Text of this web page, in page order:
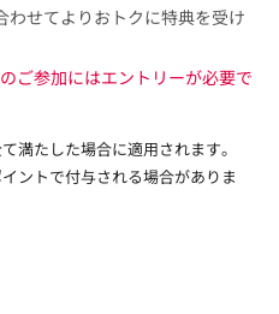
せてよりおトクに特典を受け
ご参加にはエントリーが必要で
満たした場合に適用されます。
ントで付与される場合がありま